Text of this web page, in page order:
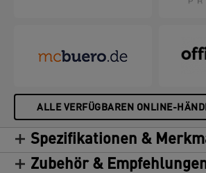
ALLE VERFÜGBAREN ONLINE-
Spezifikationen &
Zubehör &